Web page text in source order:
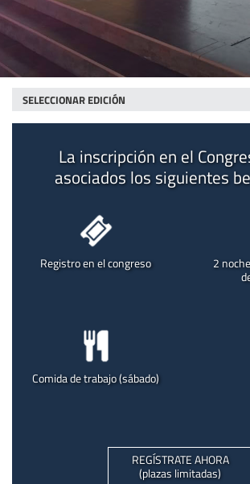
La inscripción en el
asociados los siguientes
Registro en el congreso 2
Comida de trabajo (sábado)
REGÍSTRATE AHORA
(plazas limitadas)